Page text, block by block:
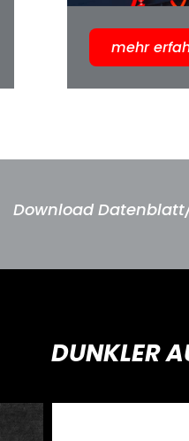
mehr
Download
DUNKLER